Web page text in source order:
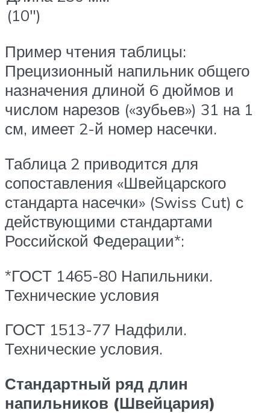
(10″)
Пример чтения таблицы:
Прецизионный напильник общего
назначения длиной 6 дюймов и
числом нарезов («зубьев») 31 на 1
см, имеет 2-й номер насечки.
Таблица 2 приводится для
сопоставления «Швейцарского
стандарта насечки» (Swiss Cut) с
действующими стандартами
Российской Федерации*:
*ГОСТ 1465-80 Напильники.
Технические условия
ГОСТ 1513-77 Надфили.
Технические условия.
Стандартный ряд длин
напильников (Швейцария)